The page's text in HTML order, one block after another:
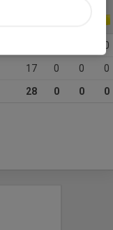
0
17 0 0 0
28 0 0 0